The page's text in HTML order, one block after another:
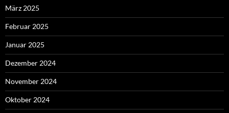
März 2025
Februar 2025
Januar 2025
Dezember 2024
November 2024
Oktober 2024